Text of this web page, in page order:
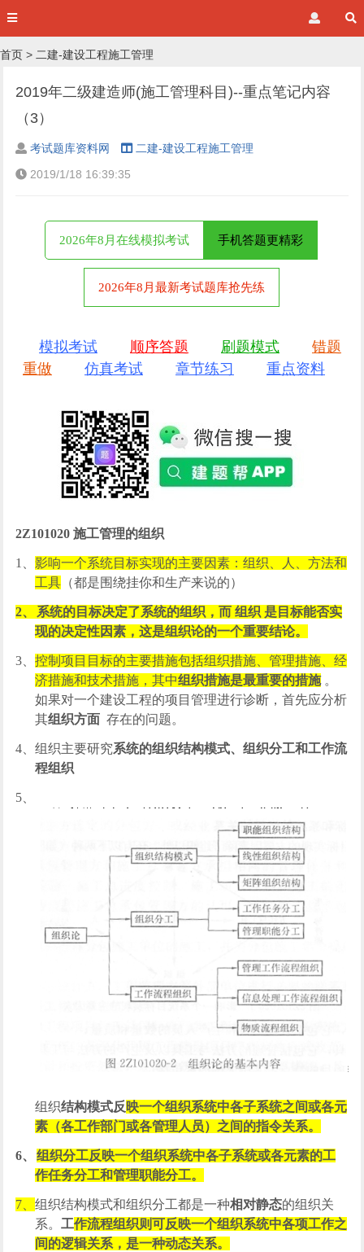
首页 > 二建-建设工程施工管理
2019年二级建造师(施工管理科目)--重点笔记内容
（3）
考试题库资料网
二建-建设工程施工管理
2019/1/18 16:39:35
2026年8月在线模拟考试 手机答题更精彩
2026年8月最新考试题库抢先练
模拟考试 顺序答题 刷题模式
错题
重做
仿真考试 章节练习 重点资料
2Z101020施工管理的组织
1、影响一个系统目标实现的主要因素：组织、人、方法和
工具 （都是围绕挂你和生产来说的）
2、
系统的目标决定了系统的组织，而 组织 是目标能否实
现的决定性因素，这是组织论的一个重要结论。
3、控制项目目标的主要措施包括组织措施、管理措施、经
济措施和技术措施，其中组织措施是最重要的措施 。
如果对一个建设工程的项目管理进行诊断，首先应分析
其组织方面 存在的问题。
4、组织主要研究系统的组织结构模式、组织分工和工作流
程组织
5、
组织结构模式反 映一个组织系统中各子系统之间或各元
素（各工作部门或各管理人员）之间的指令关系。
6、
组织分工反映一个组织系统中各子系统或各元素的工
作任务分工和管理职能分工。
7、组织结构模式和组织分工都是一种相对静态的组织关
系。工作流程组织则可反映一个组织系统中各项工作之
间的逻辑关系，是一种动态关系。